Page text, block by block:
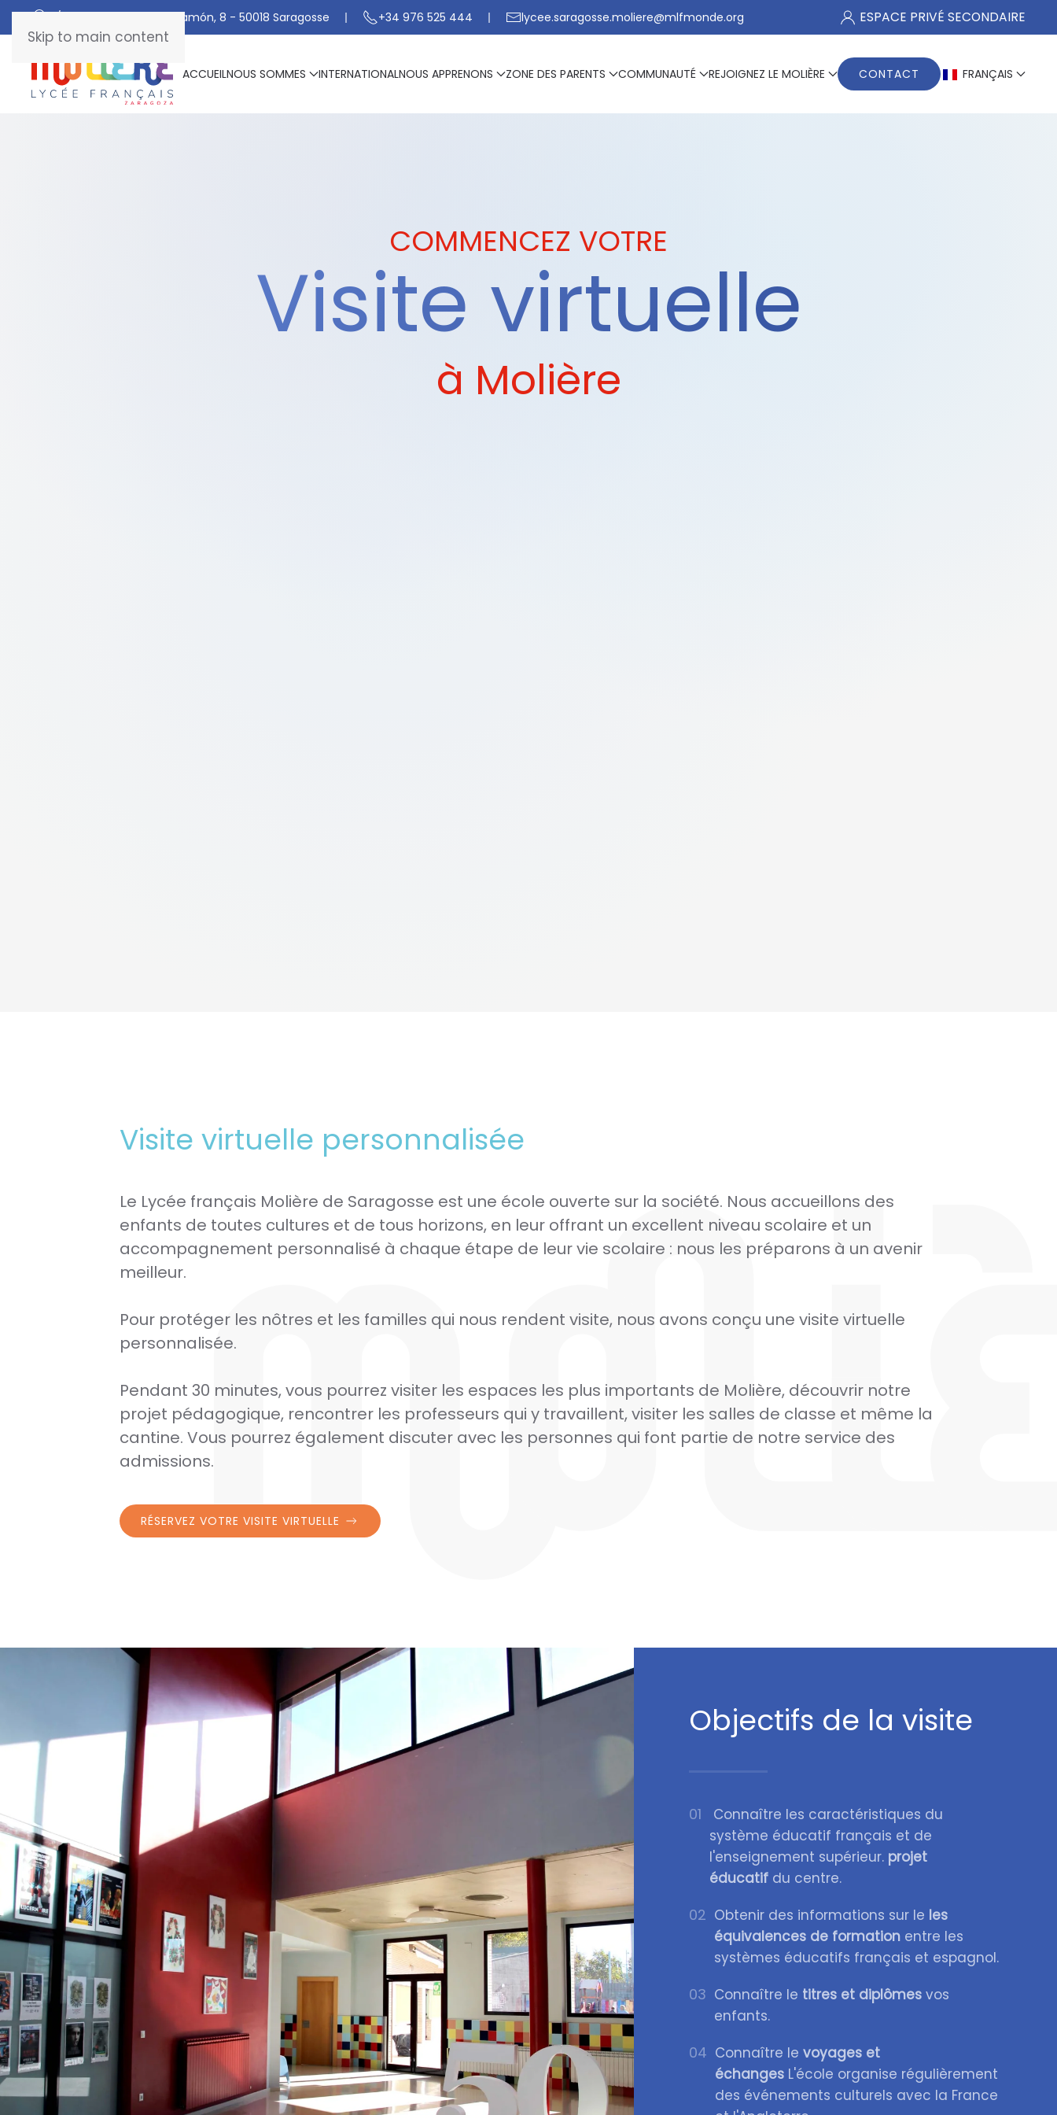
Skip to main content
C/ De Manuel Marraco Ramón, 8 - 50018 Saragosse +34 976 525 444 lycee.saragosse.moliere@mlfmonde.org ESPACE PRIVÉ SECONDAIRE
ACCUEILNOUS SOMMES INTERNATIONALNOUS APPRENONS ZONE DES PARENTS COMMUNAUTÉ REJOIGNEZ LE MOLIÈRE CONTACT FRANÇAIS
COMMENCEZ VOTRE
Visite virtuelle
à Molière
Visite virtuelle personnalisée
Le Lycée français Molière de Saragosse est une école ouverte sur la société. Nous accueillons des
enfants de toutes cultures et de tous horizons, en leur offrant un excellent niveau scolaire et un
accompagnement personnalisé à chaque étape de leur vie scolaire : nous les préparons à un avenir
meilleur.
Pour protéger les nôtres et les familles qui nous rendent visite, nous avons conçu une visite virtuelle
personnalisée.
Pendant 30 minutes, vous pourrez visiter les espaces les plus importants de Molière, découvrir notre
projet pédagogique, rencontrer les professeurs qui y travaillent, visiter les salles de classe et même la
cantine. Vous pourrez également discuter avec les personnes qui font partie de notre service des
admissions.
RÉSERVEZ VOTRE VISITE VIRTUELLE
Objectifs de la visite
01
Connaître les caractéristiques du
système éducatif français et de
l'enseignement supérieur. projet
éducatif du centre.
02 Obtenir des informations sur le les
équivalences de formation entre les
systèmes éducatifs français et espagnol.
03 Connaître le titres et diplômes vos
enfants.
04 Connaître levoyages et
échanges L'école organise régulièrement
des événements culturels avec la France